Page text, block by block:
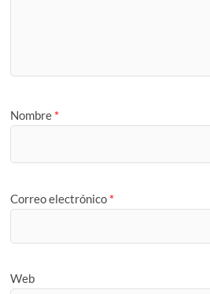
Nombre *
Correo electrónico *
Web